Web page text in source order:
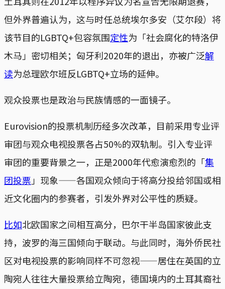
但外界普遍认为，这与时任总统埃尔多安（艾尔段）将
该节目的LGBTQ+包容氛围定性为「社会腐化的特洛伊
木马」密切相关；匈牙利2020年的退出，亦被广泛解
读为总理欧尔班反LGBTQ+立场的延伸。
观众投票也是政治与民族情感的一面镜子。
Eurovision的投票机制历经多次改革，目前采用专业评
审团与观众电视投票各占50%的双轨制。引入专业评
审团的重要背景之一，正是2000年代愈演愈烈的「集
团投票 」现象——各国观众倾向于将高分投给邻国或相
近文化圈内的参赛者，引发外界对公平性的质疑。
比如北欧国家之间相互高分，巴尔干半岛国家彼此支
持，波罗的海三国倾向于联动。与此同时，海外侨民社
区对电视投票的影响同样不可忽视——居住在英国的立
陶宛人往往大量投票给立陶宛，德国境内的土耳其裔社